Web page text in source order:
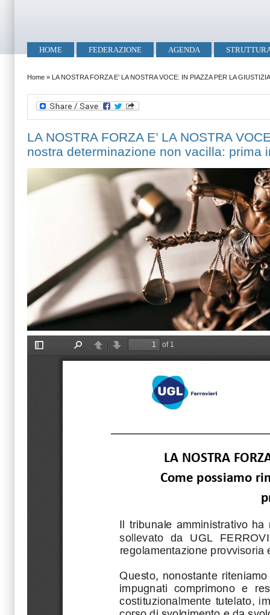
Menu principale
HOME FEDERAZIONE AGENDA
Tu sei qui
Home » LA NOSTRA FORZA E’ LA NOSTRA VOCE: IN PIAZZA PER LA
LA NOSTRA FORZA E’ LA NOSTRA
nostra determinazione non vacilla: prima